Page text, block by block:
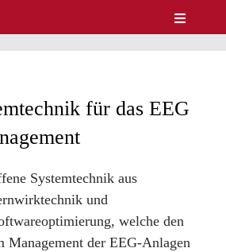
Toggle
EN
für das EEG
Systemtechnik aus
und
welche den
Management der EEG-Anlagen